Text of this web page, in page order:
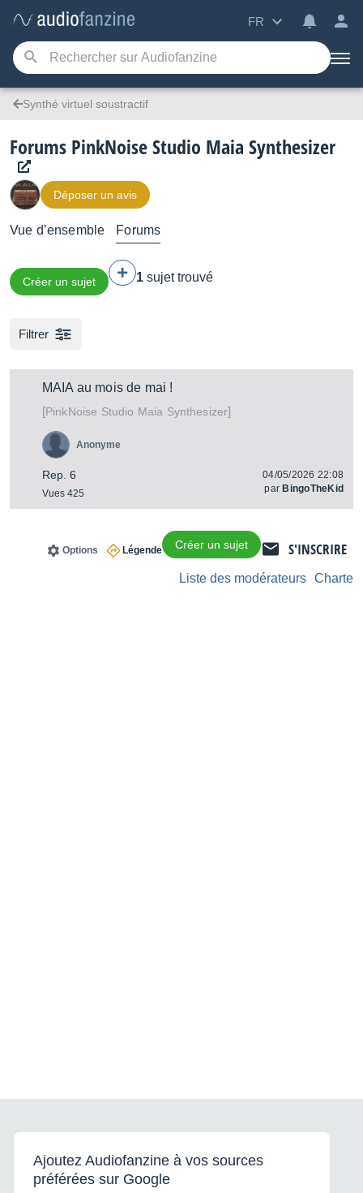
FR
Synthé virtuel soustractif
Forums PinkNoise Studio Maia Synthesizer
Déposer un avis
Vue d’ensemble Forums
Créer un sujet 1 sujet trouvé
Filtrer
MAIA au mois de mai !
[PinkNoise Studio Maia Synthesizer]
Rep. 6
Vues 425
Anonyme
04/05/2026 22:08
par BingoTheKid
S'INSCRIRE
Créer un sujet
Légende
Options
Charte
Liste des modérateurs
Ajoutez Audiofanzine à vos sources
préférées sur Google